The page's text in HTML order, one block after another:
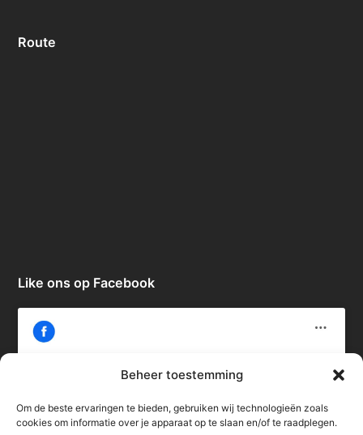
Beheer toestemming
Om de beste ervaringen te bieden, gebruiken wij technologieën zoals
cookies om informatie over je apparaat op te slaan en/of te raadplegen.
Route
Like ons op Facebook
Klik om marketing cookies te accepteren